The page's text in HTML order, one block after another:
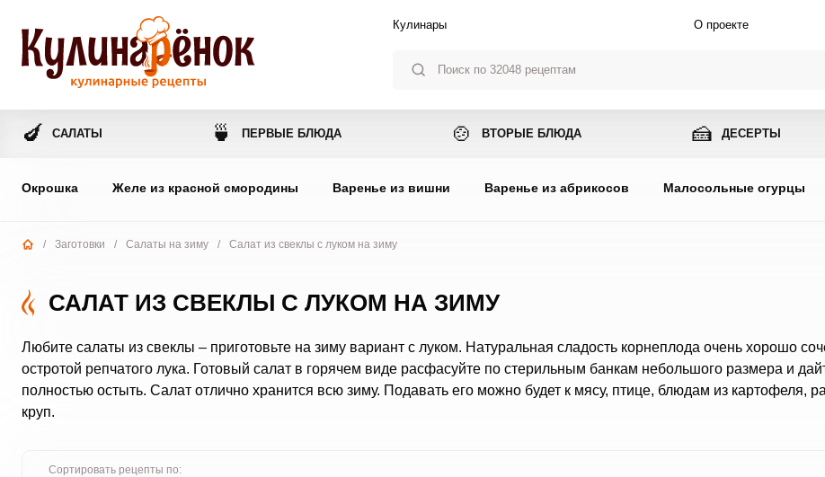
Кулинары О проекте
🍆 САЛАТЫ 🍵 ПЕРВЫЕ БЛЮДА 🍲 ВТОРЫЕ БЛЮДА 🍰 ДЕСЕРТЫ
Окрошка Желе из красной смородины Варенье из вишни Варенье из абрикосов Малосольные огурцы
/ Заготовки / Салаты на зиму / Салат из свеклы с луком на зиму
САЛАТ ИЗ СВЕКЛЫ С ЛУКОМ НА ЗИМУ
Любите салаты из свеклы – приготовьте на зиму вариант с луком. Натуральная сладость корнеплода очень хорошо
остротой репчатого лука. Готовый салат в горячем виде расфасуйте по стерильным банкам небольшого размера и
полностью остыть. Салат отлично хранится всю зиму. Подавать его можно будет к мясу, птице, блюдам из картофеля,
круп.
Сортировать рецепты по: